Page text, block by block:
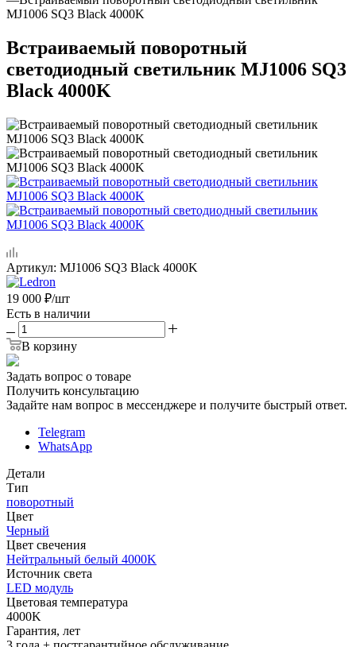
MJ1006 SQ3 Black 4000K
Встраиваемый поворотный
светодиодный светильник MJ1006 SQ3
Black 4000K
Артикул: MJ1006 SQ3 Black 4000K
19 000 ₽/шт
Есть в наличии
В корзину
Задать вопрос о товаре
Получить консультацию
Задайте нам вопрос в мессенджере и получите быстрый ответ.
Telegram
WhatsApp
Детали
Тип
поворотный
Цвет
Черный
Цвет свечения
Нейтральный белый 4000K
Источник cвета
LED модуль
Цветовая температура
4000K
Гарантия, лет